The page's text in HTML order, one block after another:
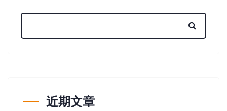
近期文章